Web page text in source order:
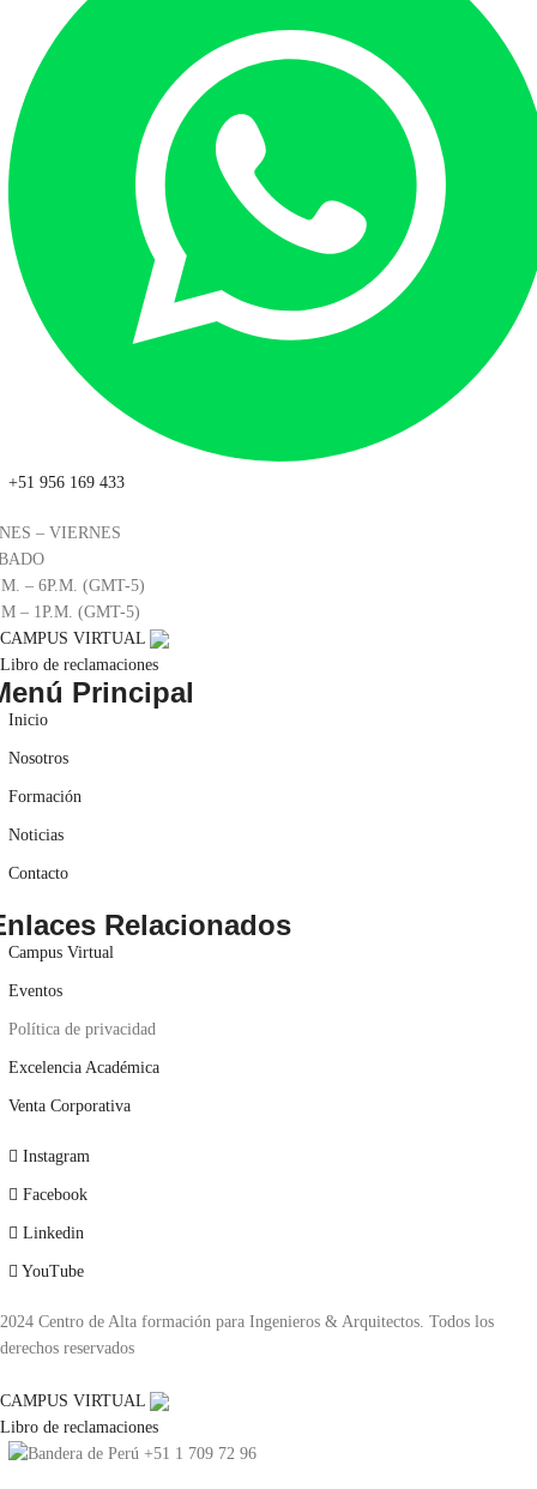
+51 956 169 433
– VIERNES
– 6P.M. (GMT-5)
– 1P.M. (GMT-5)
CAMPUS VIRTUAL
Libro de reclamaciones
Principal
Inicio
Nosotros
Formación
Noticias
Contacto
Relacionados
Campus Virtual
Eventos
Política de privacidad
Excelencia Académica
Venta Corporativa
Instagram
Facebook
Linkedin
YouTube
2024 Centro de Alta formación para Ingenieros & Arquitectos. Todos los
derechos reservados
CAMPUS VIRTUAL
Libro de reclamaciones
+51 1 709 72 96